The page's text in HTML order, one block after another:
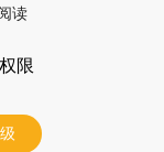
读
限